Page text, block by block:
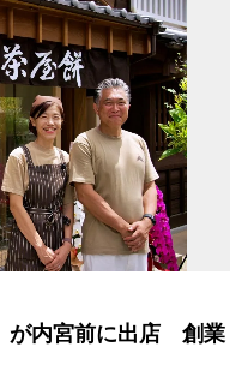
が内宮前に出店 創業